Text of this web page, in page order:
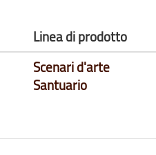
Linea di prodotto
Scenari d'arte
Santuario